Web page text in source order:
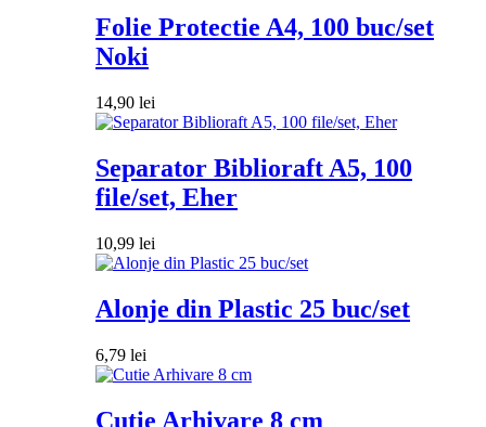
Folie Protectie A4, 100 buc/set
Noki
14,90 lei
Separator Biblioraft A5, 100
file/set, Eher
10,99 lei
Alonje din Plastic 25 buc/set
6,79 lei
Cutie Arhivare 8 cm